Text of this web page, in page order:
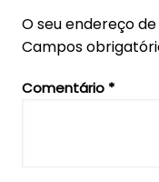
O seu endereço
Campos
Comentário *